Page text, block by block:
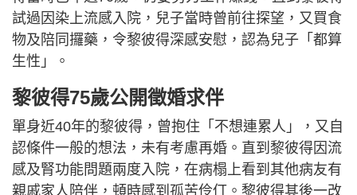
試過因染上流感入院，兒子當時曾前往探望，又買食
物及陪同攞藥，令黎彼得深感安慰，認為兒子「都算
生性」。
黎彼得75歲公開徵婚求伴
單身近40年的黎彼得，曾抱住「不想連累人」，又自
認條件一般的想法，未有考慮再婚。直到黎彼得因流
感及腎功能問題兩度入院，在病榻上看到其他病友有
親戚家人陪伴，頓時感到孤苦伶仃。黎彼得其後一改